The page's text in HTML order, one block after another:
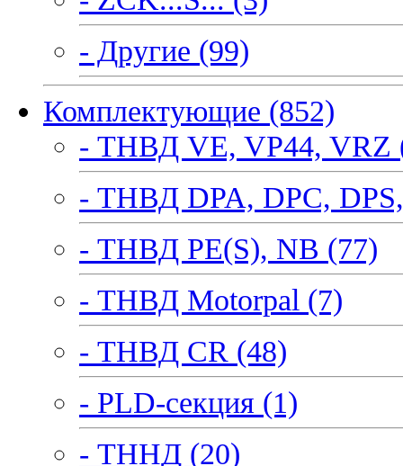
- Другие (99)
Комплектующие (852)
- ТНВД VE, VP44, VRZ
- ТНВД DPA, DPC,
- ТНВД PE(S), NB (77)
- ТНВД Motorpal (7)
- ТНВД CR (48)
- PLD-секция (1)
- ТННД (20)